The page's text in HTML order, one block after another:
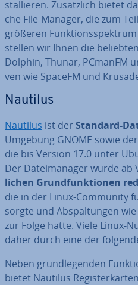
stal­lie­ren. Zu­sätz­lich bietet
che File-Manager, die zum
größeren
stellen wir Ihnen die
Dolphin, Thunar, PCmanFM
ven wie SpaceFM und
Nautilus
Nautilus ist der Standard-
Umgebung GNOME sowie
die bis Version 17.0 unter
Der Da­tei­ma­na­ger wurde ab
li­chen Grund­funk­tio­nen
die in der Linux-Community
sorgte und Ab­spal­tun­gen
zur Folge hatte. Viele Linux-
daher durch eine der
Neben grund­le­gen­den
bietet Nautilus